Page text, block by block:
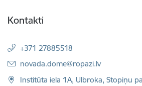
Kontakti
+371 27885518
E-pasts:
novada.dome@ropazi.lv
Institūta iela 1A, Ulbroka, Stopiņu